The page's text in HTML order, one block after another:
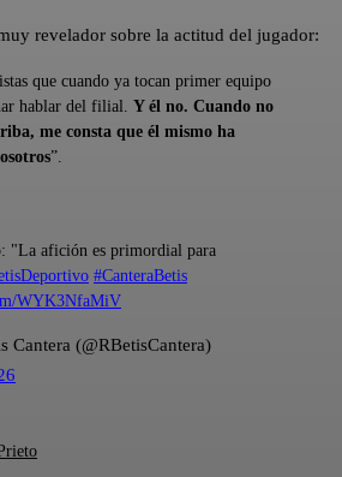
revelador sobre la actitud del jugador:
que cuando ya tocan primer equipo
hablar del filial. Y él no. Cuando no
me consta que él mismo ha
”.
"La afición es primordial para
#CanteraBetis
WYK3NfaMiV
Cantera (@RBetisCantera)